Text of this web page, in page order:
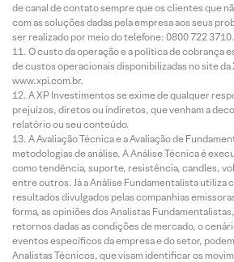
de canal de contato sempre que os clientes que
com as soluções dadas pela empresa aos seus
ser realizado por meio do telefone: 0800 722 3710.
O custo da operação e a política de cobrança
de custos operacionais disponibilizadas no site
www.xpi.com.br.
A XP Investimentos se exime de qualquer
prejuízos, diretos ou indiretos, que venham a
relatório ou seu conteúdo.
A Avaliação Técnica e a Avaliação de
metodologias de análise. A Análise Técnica é
como tendência, suporte, resistência, candles,
entre outros. Já a Análise Fundamentalista utiliza
resultados divulgados pelas companhias
forma, as opiniões dos Analistas
retornos dadas as condições de mercado, o
eventos específicos da empresa e do setor,
Analistas Técnicos, que visam identificar os